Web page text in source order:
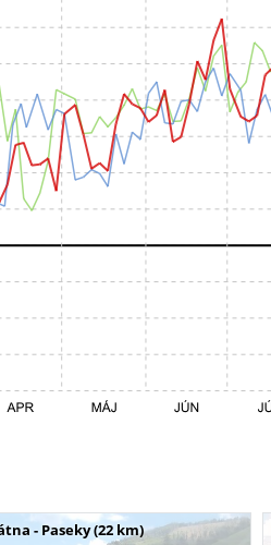
- Paseky (22 km)